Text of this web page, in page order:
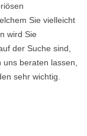
Sie vielleicht
wird Sie
der Suche sind,
beraten lassen,
sehr wichtig.